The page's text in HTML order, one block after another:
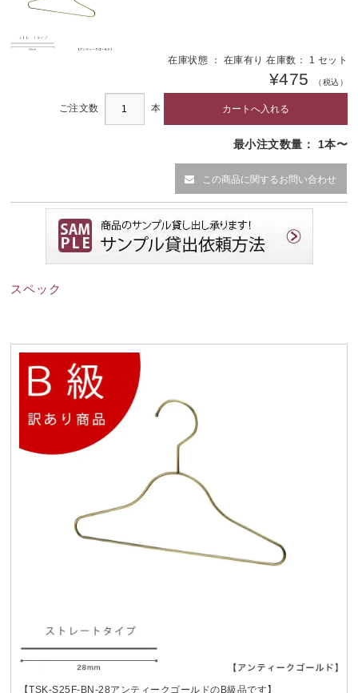
在庫状態 ： 在庫有り 在庫数： 1 セット
¥475 （税込）
ご注文数 本
最小注文数量： 1本〜
この商品に関するお問い合わせ
スペック
【TSK-S25F-BN-28アンティークゴールドのB級品です】